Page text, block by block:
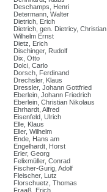
Deschamps, Henri
Determann, Walter
Dietrich, Erich
Dietrich, gen. Dietricy, Christian
Wilhelm Ernst
Dietz, Erich
Dischinger, Rudolf
Dix, Otto
Dolci, Carlo
Dorsch, Ferdinand
Drechsler, Klaus
Dressler, Johann Gottfried
Eberlein, Johann Friedrich
Eberlein, Christian Nikolaus
Ehrhardt, Alfred
Eisenfeld, Ulrich
Elle, Klaus
Eller, Wilhelm
Ende, Hans am
Engelhardt, Horst
Erler, Georg
Felixmüller, Conrad
Fischer-Gurig, Adolf
Fleischer, Lutz
Florschuetz, Thomas
Fraaß, Erich